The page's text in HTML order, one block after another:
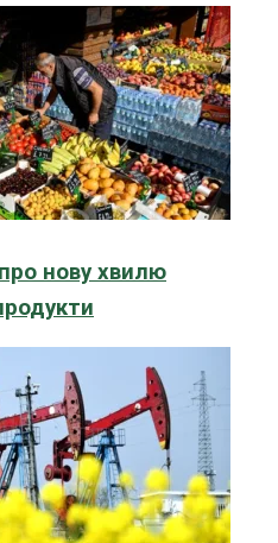
нову хвилю